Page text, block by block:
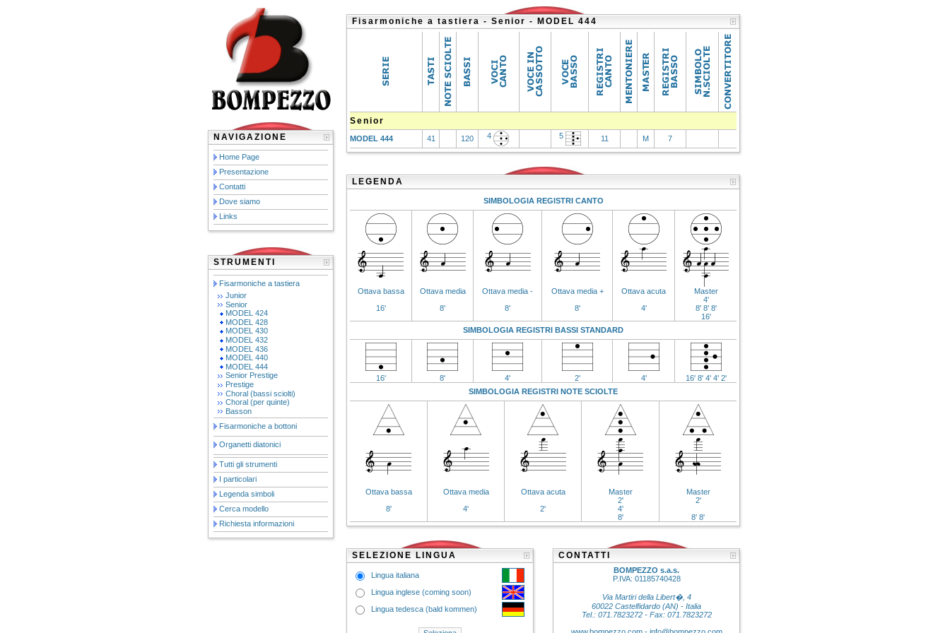
NAVIGAZIONE
Home Page
Presentazione
Contatti
Dove siamo
Links
STRUMENTI
Fisarmoniche a tastiera
Junior
Senior
MODEL 424
MODEL 428
MODEL 430
MODEL 432
MODEL 436
MODEL 440
MODEL 444
Senior Prestige
Prestige
Choral (bassi sciolti)
Choral (per quinte)
Basson
Fisarmoniche a bottoni
Organetti diatonici
Tutti gli strumenti
I particolari
Legenda simboli
Cerca modello
Richiesta informazioni
Fisarmoniche a tastiera - Senior - MODEL 444
Senior
MODEL 444 41 120 4 5 11 M 7
LEGENDA
SIMBOLOGIA REGISTRI CANTO
Ottava bassa
16'
Ottava media
8'
Ottava media -
8'
Ottava media +
8'
Ottava acuta
4'
Master
4'
8' 8' 8'
16'
SIMBOLOGIA REGISTRI BASSI STANDARD
16' 8' 4' 2' 4'
16' 8' 4' 4' 2'
SIMBOLOGIA REGISTRI NOTE SCIOLTE
Ottava bassa
8'
Ottava media
4'
Ottava acuta
2'
Master
2'
4'
8'
Master
2'
8' 8'
SELEZIONE LINGUA
Lingua italiana
Lingua inglese (coming soon)
Lingua tedesca (bald kommen)
CONTATTI
BOMPEZZO s.a.s.
P.IVA: 01185740428
Via Martiri della Libert�, 4
60022 Castelfidardo (AN) - Italia
Tel.: 071.7823272 - Fax: 071.7823272